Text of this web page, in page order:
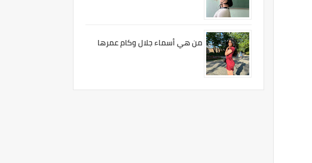
من هي أسماء جلال وكام عمرها